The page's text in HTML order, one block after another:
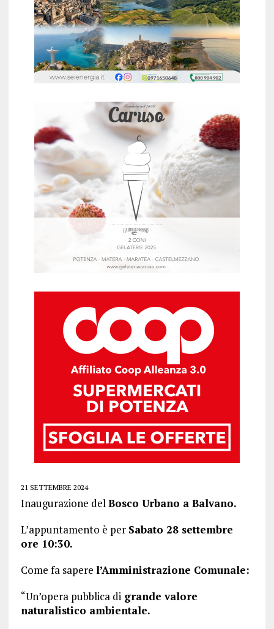
21 SETTEMBRE 2024
Inaugurazione delBosco Urbano a Balvano.
L’appuntamento è per Sabato 28 settembre
ore 10:30.
Come fa sapere l’Amministrazione Comunale:
“Un’opera pubblica digrande valore
naturalistico ambientale.